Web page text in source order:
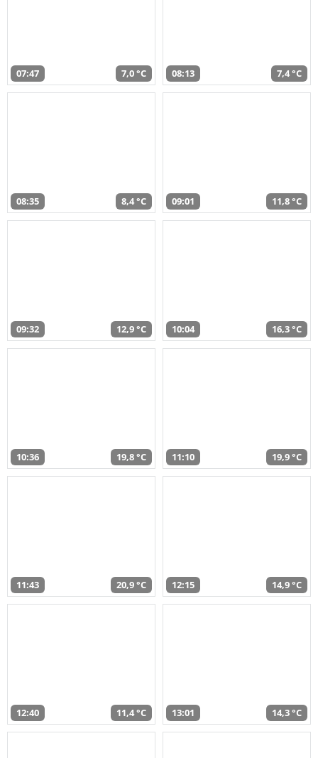
07:47 7,0 °C 08:13 7,4 °C
08:35 8,4 °C 09:01 11,8 °C
09:32 12,9 °C 10:04 16,3 °C
10:36 19,8 °C 11:10 19,9 °C
11:43 20,9 °C 12:15 14,9 °C
12:40 11,4 °C 13:01 14,3 °C